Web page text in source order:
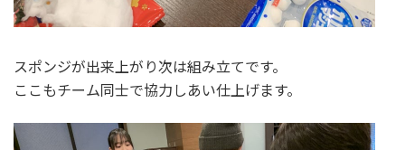
スポンジが出来上がり次は組み立てです。
ここもチーム同士で協力しあい仕上げます。